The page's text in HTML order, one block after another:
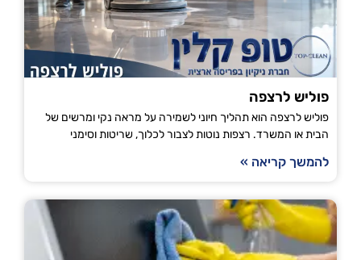
פוליש לרצפה
פוליש לרצפה הוא תהליך חיוני לשמירה על מראה נקי ומרשים של
הבית או המשרד. רצפות נוטות לצבור לכלוך, שריטות וסימני
להמשך קריאה »